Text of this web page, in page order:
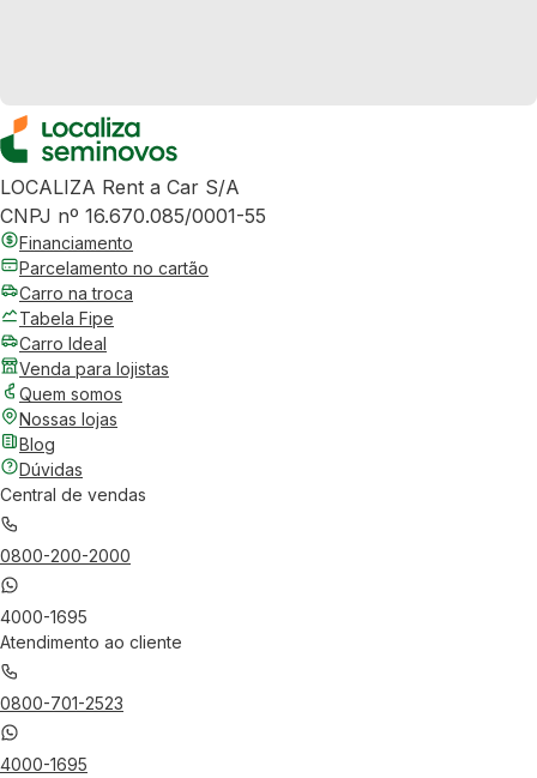
LOCALIZA Rent a Car S/A
CNPJ nº 16.670.085/0001-55
Financiamento
Parcelamento no cartão
Carro na troca
Tabela Fipe
Carro Ideal
Venda para lojistas
Quem somos
Nossas lojas
Blog
Dúvidas
Central de vendas
0800-200-2000
4000-1695
Atendimento ao cliente
0800-701-2523
4000-1695